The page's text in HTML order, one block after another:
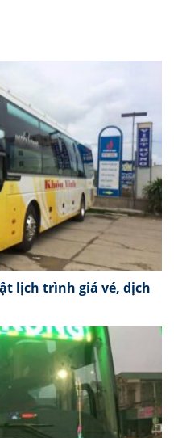
lịch trình giá vé, dịch